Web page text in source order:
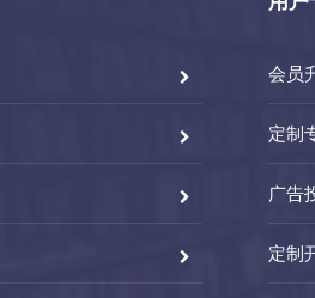
会员
定制
广告
定制